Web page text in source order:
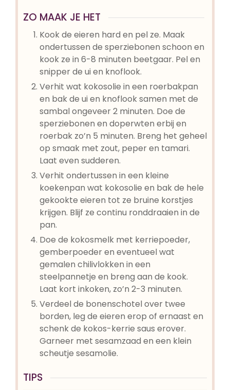
ZO MAAK JE HET
Kook de eieren hard en pel ze. Maak
ondertussen de sperziebonen schoon en
kook ze in 6-8 minuten beetgaar. Pel en
snipper de ui en knoflook.
Verhit wat kokosolie in een roerbakpan
en bak de ui en knoflook samen met de
sambal ongeveer 2 minuten. Doe de
sperziebonen en doperwten erbij en
roerbak zo’n 5 minuten. Breng het geheel
op smaak met zout, peper en tamari.
Laat even sudderen.
Verhit ondertussen in een kleine
koekenpan wat kokosolie en bak de hele
gekookte eieren tot ze bruine korstjes
krijgen. Blijf ze continu ronddraaien in de
pan.
Doe de kokosmelk met kerriepoeder,
gemberpoeder en eventueel wat
gemalen chilivlokken in een
steelpannetje en breng aan de kook.
Laat kort inkoken, zo’n 2-3 minuten.
Verdeel de bonenschotel over twee
borden, leg de eieren erop of ernaast en
schenk de kokos-kerrie saus erover.
Garneer met sesamzaad en een klein
scheutje sesamolie.
TIPS